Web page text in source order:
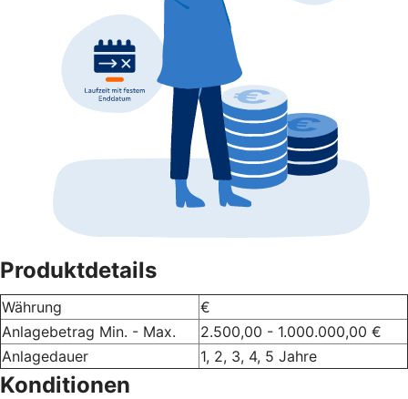
Produktdetails
Währung
€
Anlagebetrag Min. - Max.
2.500,00 - 1.000.000,00 €
Anlagedauer
1, 2, 3, 4, 5 Jahre
Konditionen